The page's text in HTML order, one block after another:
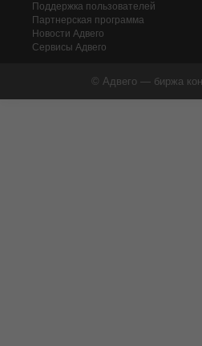
Поддержка пользователей
Партнерская программа
Новости Адвего
Сервисы Адвего
© Адвего — биржа